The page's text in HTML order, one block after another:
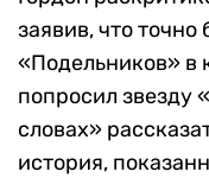
заявив, что
«Подельников» в
попросил звезду
словах»
история,